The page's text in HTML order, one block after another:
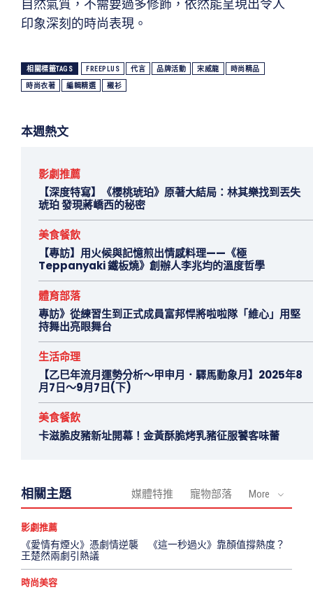
自然氣質，不需要過多修飾，依然能呈現出令人
印象深刻的時尚表現。
相關標籤TAGS FREEPLUS 代言 品牌活動 宋威龍 時尚精品
時尚衣著 編輯精選 襯衫
本週熱文
影劇推薦
【深度特寫】《櫻桃琥珀》原著大結局：林其樂找到丟失
琥珀 發現蔣嶠西的秘密
美食餐飲
【專訪】用火候與記憶煎出情感料理——《極
Teppanyaki 鐵板燒》創辦人李兆均的溫度哲學
體育部落
專訪》從練習生到正式成員富邦悍將啦啦隊「維心」用堅
持舞出亮眼舞台
生活命理
【乙巳年流月運勢分析～甲申月．驛馬動象月】2025年8
月7日～9月7日(下)
美食餐飲
卡滋脆皮豬新址開幕！金黃酥脆烤乳豬征服饕客味蕾
相關主題 媒體特推 寵物部落 More
影劇推薦
《愛情有煙火》憑劇情逆襲 《這一秒過火》靠顏值撐熱度？
王楚然兩劇引熱議
時尚美容